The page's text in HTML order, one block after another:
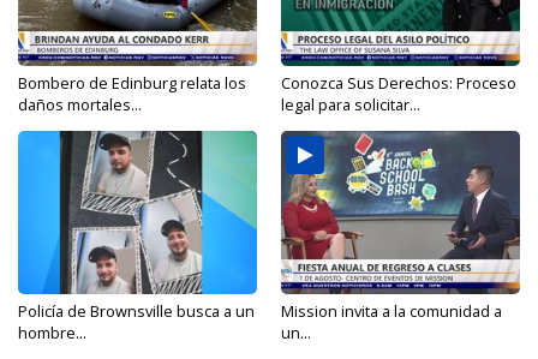
Bombero de Edinburg relata los
daños mortales...
Conozca Sus Derechos: Proceso
legal para solicitar...
Policía de Brownsville busca a un
hombre...
Mission invita a la comunidad a
un...